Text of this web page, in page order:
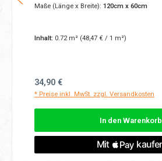
Maße (Länge x Breite): 120cm x 60cm
Inhalt: 0.72 m² (48,47 € / 1 m²)
Regulärer Preis:
34,90 €
* Preise inkl. MwSt. zzgl. Versandkosten
In den Warenkorb